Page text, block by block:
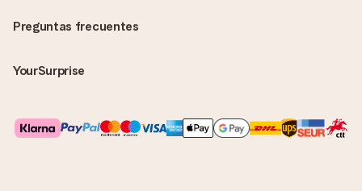
Preguntas frecuentes
YourSurprise